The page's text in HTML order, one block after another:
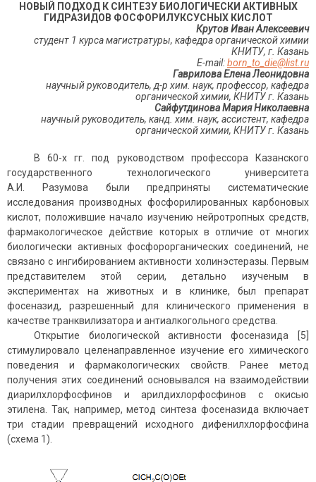
НОВЫЙ ПОДХОД К СИНТЕЗУ БИОЛОГИЧЕСКИ АКТИВНЫХ
ГИДРАЗИДОВ ФОСФОРИЛУКСУСНЫХ КИСЛОТ
Крутов Иван Алексеевич
студент 1 курса магистратуры, кафедра органической химии
КНИТУ, г. Казань
E-mail:born to die@list.ru
Гаврилова Елена Леонидовна
научный руководитель, д-р хим. наук, профессор, кафедра
органической химии, КНИТУ г. Казань
Сайфутдинова Мария Николаевна
научный руководитель, канд. хим. наук, ассистент, кафедра
органической химии, КНИТУ г. Казань
В 60-х гг. под руководством профессора Казанского
государственного технологического университета
А.И. Разумова были предприняты систематические
исследования производных фосфорилированных карбоновых
кислот, положившие начало изучению нейротропных средств,
фармакологическое действие которых в отличие от многих
биологически активных фосфорорганических соединений, не
связано с ингибированием активности холинэстеразы. Первым
представителем этой серии, детально изученым в
экспериментах на животных и в клинике, был препарат
фосеназид, разрешенный для клинического применения в
качестве транквилизатора и антиалкогольного средства.
Открытие биологической активности фосеназида [5]
стимулировало целенаправленное изучение его химического
поведения и фармакологических свойств. Ранее метод
получения этих соединений основывался на взаимодействии
диарилхлорфосфинов и арилдихлорфосфинов с окисью
этилена. Так, например, метод синтеза фосеназида включает
три стадии превращений исходного дифенилхлорфосфина
(схема 1).